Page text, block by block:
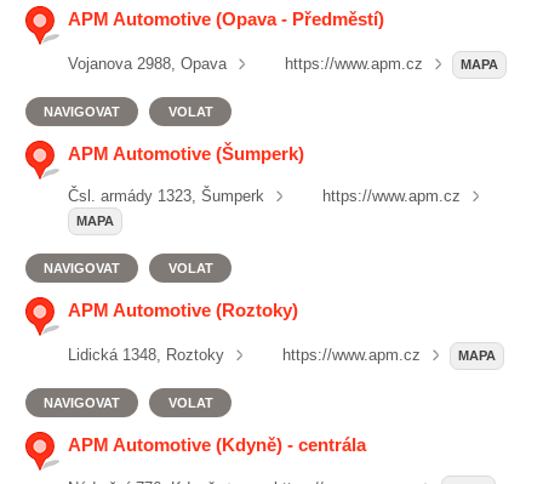
APM Automotive (Opava - Předměstí)
Vojanova 2988, Opava https://www.apm.cz MAPA
NAVIGOVAT VOLAT
APM Automotive (Šumperk)
Čsl. armády 1323, Šumperk https://www.apm.cz
MAPA
NAVIGOVAT VOLAT
APM Automotive (Roztoky)
Lidická 1348, Roztoky https://www.apm.cz MAPA
NAVIGOVAT VOLAT
APM Automotive (Kdyně) - centrála